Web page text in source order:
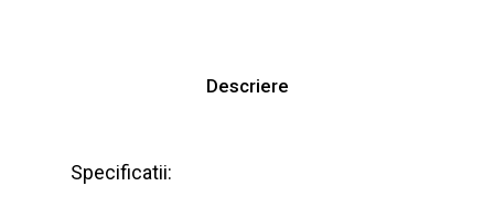
Descriere
Specificatii: